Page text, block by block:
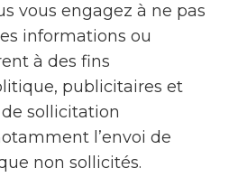
vous engagez à ne pas
informations ou
à des fins
publicitaires et
sollicitation
l’envoi de
non sollicités.